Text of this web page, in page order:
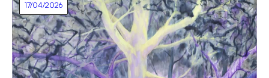
17/04/2026